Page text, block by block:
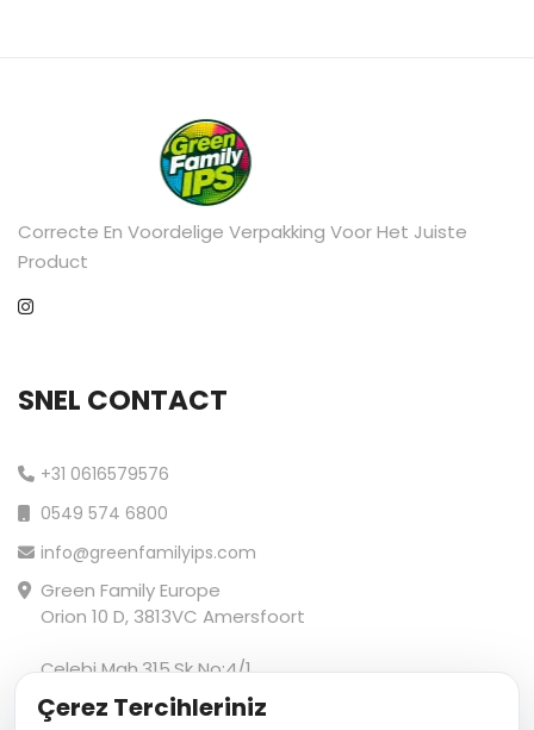
Correcte En Voordelige Verpakking Voor Het Juiste
Product
SNEL CONTACT
+31 0616579576
0549 574 6800
info@greenfamilyips.com
Green Family Europe
Orion 10 D, 3813VC Amersfoort
Çelebi Mah.315.Sk No:4/1
Güzelbahçe/İzmir
Çerez Tercihleriniz